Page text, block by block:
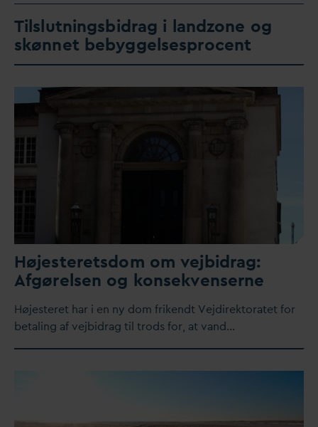
Tilslutningsbidrag i landzone og
skønnet bebyggelsesprocent
Højesteretsdom om vejbidrag:
Afgørelsen og konsekvenserne
Højesteret har i en ny dom frikendt Vejdirektoratet for
betaling af vejbidrag til trods for, at vand…